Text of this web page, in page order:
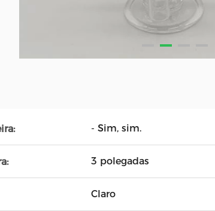
- Sim, sim.
3 polegadas
Claro